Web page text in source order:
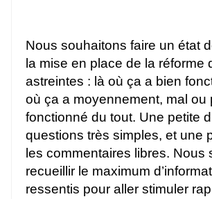
Nous souhaitons faire un état
la mise en place de la réforme
astreintes : là où ça a bien
où ça a moyennement, mal ou
fonctionné du tout. Une petite
questions très simples, et une
les commentaires libres. Nous
recueillir le maximum
ressentis pour aller stimuler